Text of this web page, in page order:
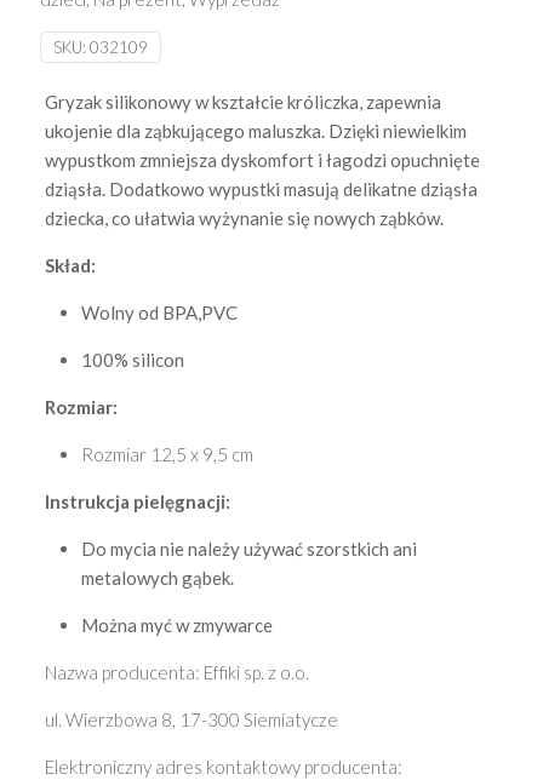
SKU: 032109
Gryzak silikonowy w kształcie króliczka, zapewnia
ukojenie dla ząbkującego maluszka. Dzięki niewielkim
wypustkom zmniejsza dyskomfort i łagodzi opuchnięte
dziąsła. Dodatkowo wypustki masują delikatne dziąsła
dziecka, co ułatwia wyżynanie się nowych ząbków.
Skład:
Wolny od BPA,PVC
100% silicon
Rozmiar:
Rozmiar 12,5 x 9,5 cm
Instrukcja pielęgnacji:
Do mycia nie należy używać szorstkich ani
metalowych gąbek.
Można myć w zmywarce
Nazwa producenta: Effiki sp. z o.o.
ul. Wierzbowa 8, 17-300 Siemiatycze
Elektroniczny adres kontaktowy producenta: